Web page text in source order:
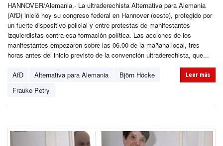
HANNOVER/Alemania.- La ultraderechista Alternativa para Alemania
(AfD) inició hoy su congreso federal en Hannover (oeste), protegido por
un fuerte dispositivo policial y entre protestas de manifestantes
izquierdistas contra esa formación política. Las acciones de los
manifestantes empezaron sobre las 06.00 de la mañana local, tres
horas antes del inicio previsto de la convención ultraderechista, que...
AfD Alternativa para Alemania
Björn Höcke
Frauke Petry
Leer más